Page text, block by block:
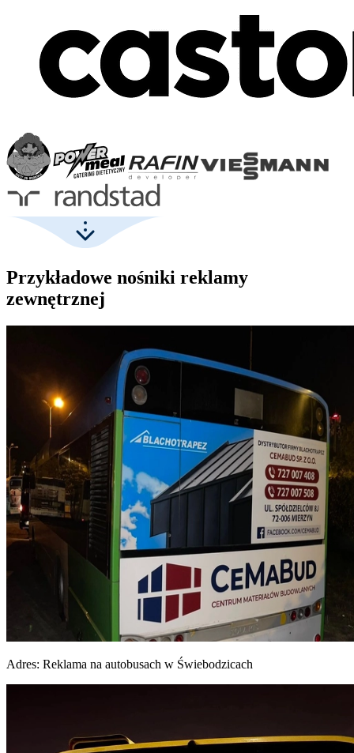
Przykładowe nośniki reklamy
zewnętrznej
Adres: Reklama na autobusach w Świebodzicach